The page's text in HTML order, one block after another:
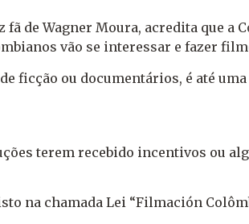
de Wagner Moura, acredita que
vão se interessar e fazer
ficção ou documentários, é até
terem recebido incentivos ou
na chamada Lei “Filmación